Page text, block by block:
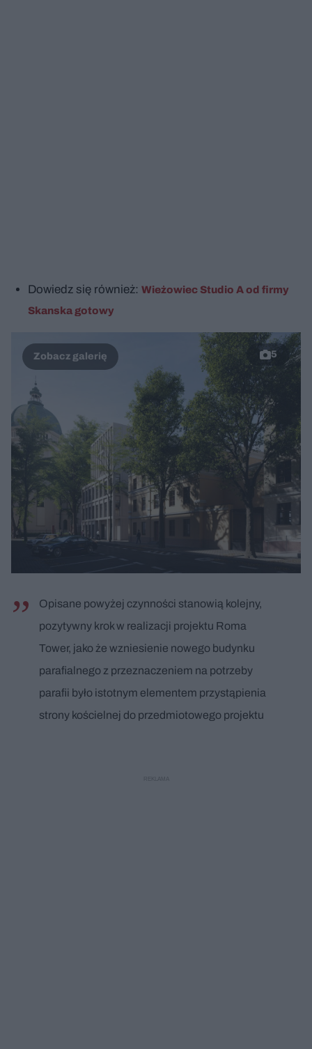
Dowiedz się również: Wieżowiec Studio A od firmy
Skanska gotowy
5
Opisane powyżej czynności stanowią kolejny,
pozytywny krok w realizacji projektu Roma
Tower, jako że wzniesienie nowego budynku
parafialnego z przeznaczeniem na potrzeby
parafii było istotnym elementem przystąpienia
strony kościelnej do przedmiotowego projektu